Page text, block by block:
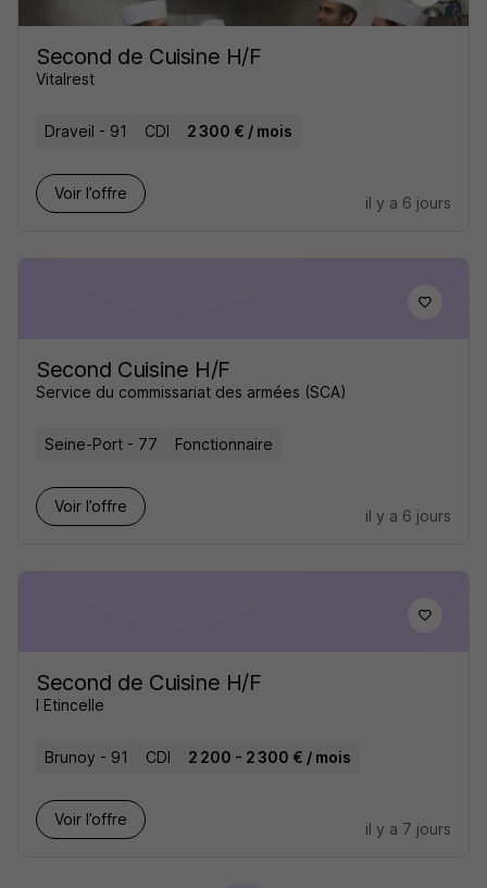
Second de Cuisine H/F
Vitalrest
Draveil - 91 CDI 2 300 € / mois
Voir l’offre
il y a 6 jours
Second Cuisine H/F
Service du commissariat des armées (SCA)
Seine-Port - 77 Fonctionnaire
Voir l’offre
il y a 6 jours
Second de Cuisine H/F
l Etincelle
Brunoy - 91 CDI 2 200 - 2 300 € / mois
Voir l’offre
il y a 7 jours